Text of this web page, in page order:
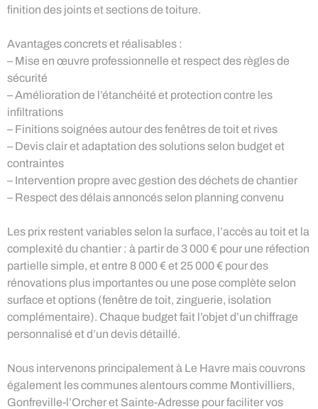
finition des joints et sections de toiture.
Avantages concrets et réalisables :
– Mise en œuvre professionnelle et respect des règles de
sécurité
– Amélioration de l’étanchéité et protection contre les
infiltrations
– Finitions soignées autour des fenêtres de toit et rives
– Devis clair et adaptation des solutions selon budget et
contraintes
– Intervention propre avec gestion des déchets de chantier
– Respect des délais annoncés selon planning convenu
Les prix restent variables selon la surface, l’accès au toit et la
complexité du chantier : à partir de 3 000 € pour une réfection
partielle simple, et entre 8 000 € et 25 000 € pour des
rénovations plus importantes ou une pose complète selon
surface et options (fenêtre de toit, zinguerie, isolation
complémentaire). Chaque budget fait l’objet d’un chiffrage
personnalisé et d’un devis détaillé.
Nous intervenons principalement à Le Havre mais couvrons
également les communes alentours comme Montivilliers,
Gonfreville-l’Orcher et Sainte-Adresse pour faciliter vos